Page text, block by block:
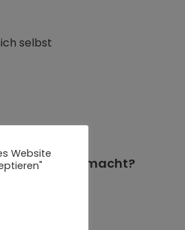
selbst
Gewalt gemacht?
Website